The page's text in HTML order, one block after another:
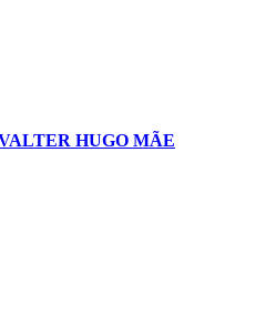
VALTER HUGO MÃE